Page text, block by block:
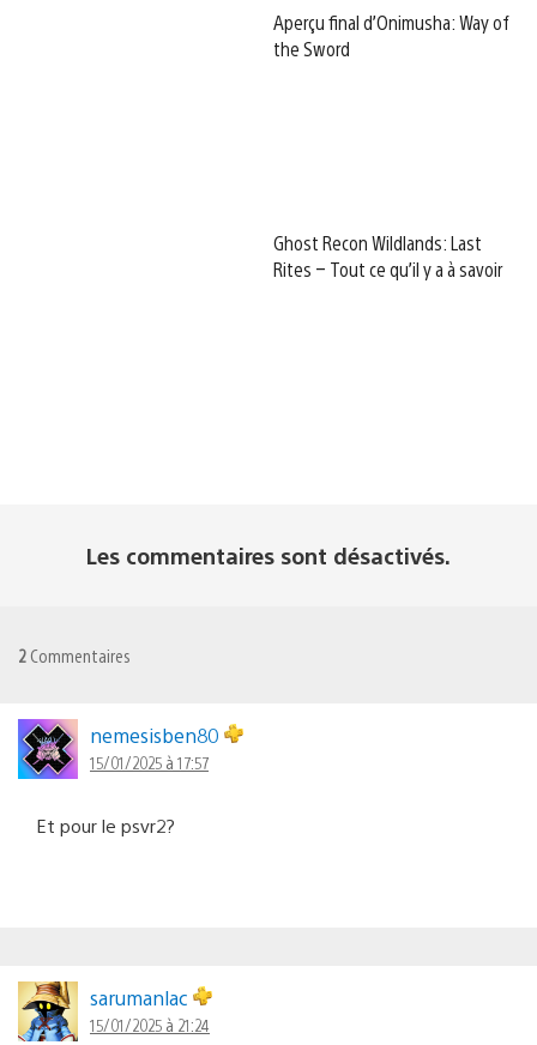
Aperçu final d’Onimusha: Way of
the Sword
Ghost Recon Wildlands: Last
Rites – Tout ce qu’il y a à savoir
Les commentaires sont désactivés.
2 Commentaires
nemesisben80
15/01/2025 à 17:57
Et pour le psvr2?
sarumanlac
15/01/2025 à 21:24